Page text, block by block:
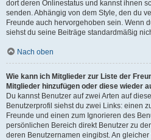
dort deren Onlinestatus und kannst ihnen
senden. Abhängig von dem Style, den du
Freunde auch hervorgehoben sein. Wenn
siehst du seine Beiträge standardmäßig
Nach oben
Wie kann ich Mitglieder zur Liste der
Mitglieder hinzufügen oder diese wieder
Du kannst Benutzer auf zwei Arten auf
Benutzerprofil siehst du zwei Links: einen
Freunde und einen zum Ignorieren des
persönlichen Bereich direkt Benutzer zu
deren Benutzernamen eingibst. An